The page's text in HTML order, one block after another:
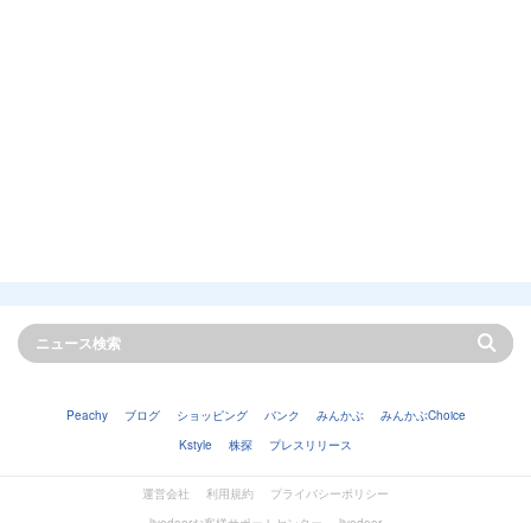
Peachy ブログ ショッピング バンク みんかぶ
みんかぶChoice
Kstyle
株探 プレスリリース
運営会社 利用規約
プライバシーポリシー